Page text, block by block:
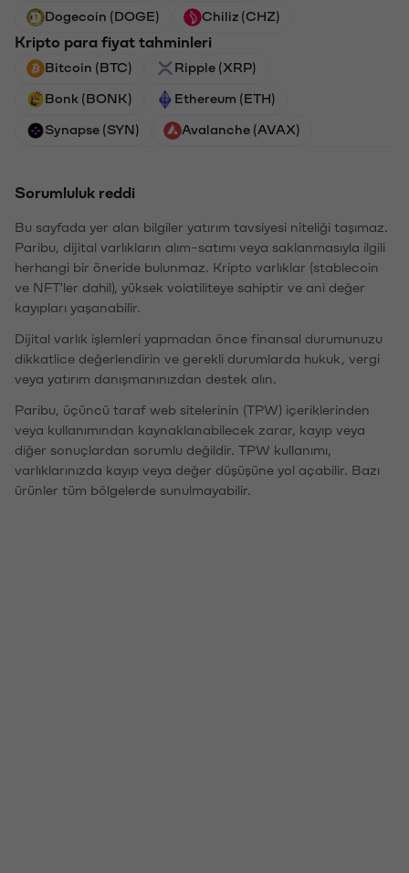
Dogecoin (DOGE) Chiliz (CHZ)
Kripto para fiyat tahminleri
Bitcoin (BTC) Ripple (XRP)
Bonk (BONK) Ethereum (ETH)
Synapse (SYN) Avalanche (AVAX)
Sorumluluk reddi
Bu sayfada yer alan bilgiler yatırım tavsiyesi niteliği taşımaz.
Paribu, dijital varlıkların alım-satımı veya saklanmasıyla ilgili
herhangi bir öneride bulunmaz. Kripto varlıklar (stablecoin
ve NFT'ler dahil), yüksek volatiliteye sahiptir ve ani değer
kayıpları yaşanabilir.
Dijital varlık işlemleri yapmadan önce finansal durumunuzu
dikkatlice değerlendirin ve gerekli durumlarda hukuk, vergi
veya yatırım danışmanınızdan destek alın.
Paribu, üçüncü taraf web sitelerinin (TPW) içeriklerinden
veya kullanımından kaynaklanabilecek zarar, kayıp veya
diğer sonuçlardan sorumlu değildir. TPW kullanımı,
varlıklarınızda kayıp veya değer düşüşüne yol açabilir. Bazı
ürünler tüm bölgelerde sunulmayabilir.